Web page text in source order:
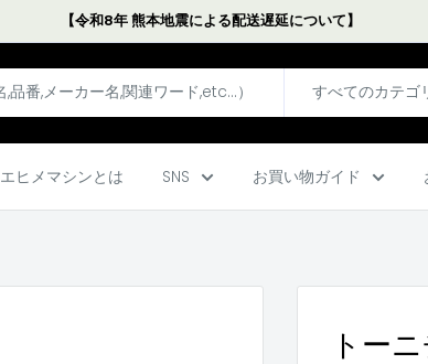
【令和8年 熊本地震による配送遅延について】
すべてのカテゴ
エヒメマシンとは SNS お買い物ガイド
トー